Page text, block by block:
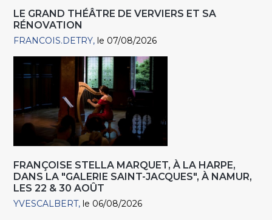
LE GRAND THÉÂTRE DE VERVIERS ET SA
RÉNOVATION
FRANCOIS.DETRY le 07/08/2026
FRANÇOISE STELLA MARQUET, À LA HARPE,
DANS LA "GALERIE SAINT-JACQUES", À NAMUR,
LES 22 & 30 AOÛT
YVESCALBERT le 06/08/2026